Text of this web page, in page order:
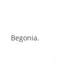
Begonia.